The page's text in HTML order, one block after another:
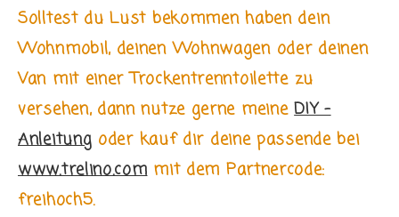
Solltest du Lust bekommen haben dein
Wohnmobil, deinen Wohnwagen oder deinen
Van mit einer Trockentrenntoilette zu
versehen, dann nutze gerne meineDIY –
Anleitung oder kauf dir deine passende bei
www.trelino.commit dem Partnercode:
freihoch5.